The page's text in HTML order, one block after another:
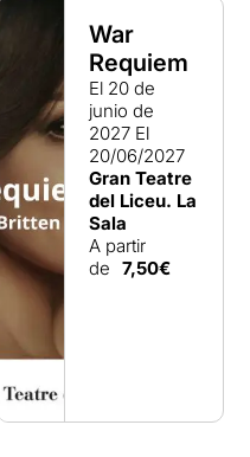
War
Requiem
El 20 de
junio de
2027 El
20/06/2027
Gran Teatre
del Liceu. La
Sala
A partir
de 7,50€